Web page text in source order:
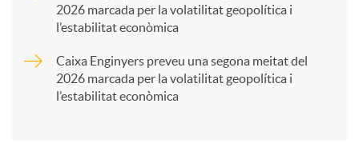
2026 marcada per la volatilitat geopolítica i
l’estabilitat econòmica
Caixa Enginyers preveu una segona meitat del
2026 marcada per la volatilitat geopolítica i
l’estabilitat econòmica